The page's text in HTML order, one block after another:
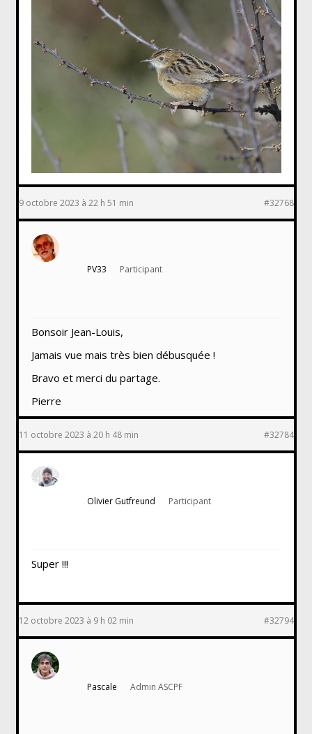
9 octobre 2023 à 22 h 51 min #32768
PV33 Participant
Bonsoir Jean-Louis,
Jamais vue mais très bien débusquée !
Bravo et merci du partage.
Pierre
11 octobre 2023 à 20 h 48 min #32784
Olivier Gutfreund Participant
Super !!!
12 octobre 2023 à 9 h 02 min #32794
Pascale Admin ASCPF